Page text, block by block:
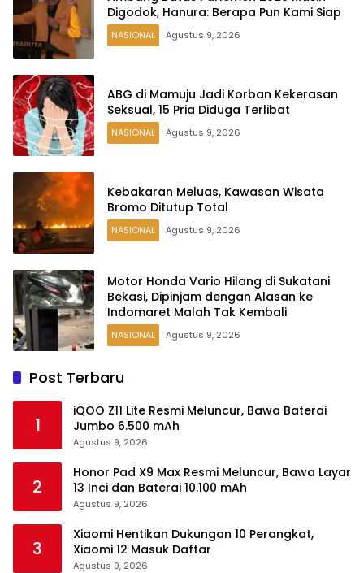
Digodok, Hanura: Berapa Pun Kami Siap
NASIONAL Agustus 9, 2026
ABG di Mamuju Jadi Korban Kekerasan
Seksual, 15 Pria Diduga Terlibat
NASIONAL Agustus 9, 2026
Kebakaran Meluas, Kawasan Wisata
Bromo Ditutup Total
NASIONAL Agustus 9, 2026
Motor Honda Vario Hilang di Sukatani
Bekasi, Dipinjam dengan Alasan ke
Indomaret Malah Tak Kembali
NASIONAL Agustus 9, 2026
Post Terbaru
1
iQOO Z11 Lite Resmi Meluncur, Bawa Baterai
Jumbo 6.500 mAh
Agustus 9, 2026
2
Honor Pad X9 Max Resmi Meluncur, Bawa Layar
13 Inci dan Baterai 10.100 mAh
Agustus 9, 2026
3
Xiaomi Hentikan Dukungan 10 Perangkat,
Xiaomi 12 Masuk Daftar
Agustus 9, 2026